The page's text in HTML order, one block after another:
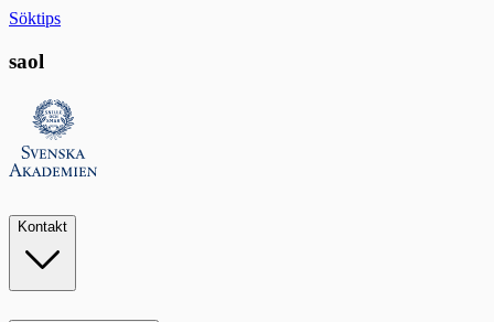
Söktips
saol
Kontakt